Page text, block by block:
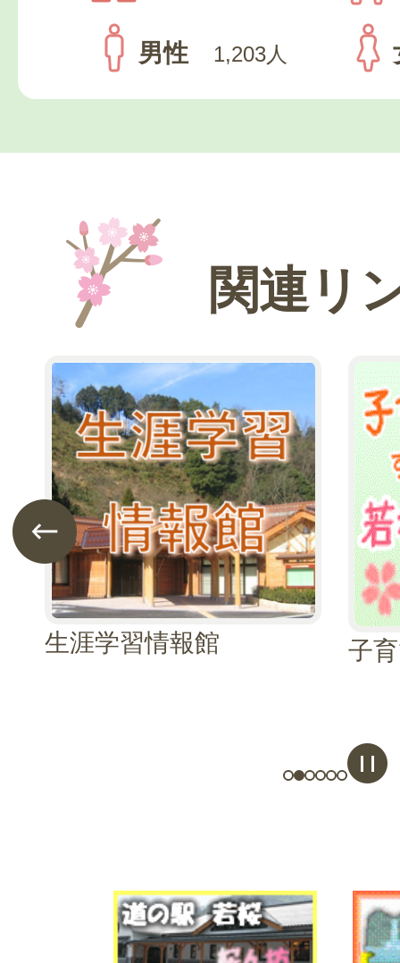
男性 1,203人
関連リ
前のスライドを表示
2
枚
目
の
ス
ラ
イ
ド
生涯学習情報館
3
枚
目
の
ス
ラ
イ
ド
子
1枚目のスライドを
2枚目のスライド
3枚目のスライ
4枚目のスラ
5枚目のス
6枚目の